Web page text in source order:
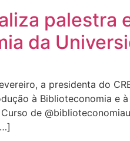
palestra
da
a presidenta do
à Biblioteconomia e
de